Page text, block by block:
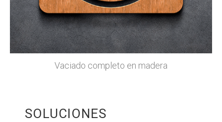
Vaciado completo en madera
SOLUCIONES